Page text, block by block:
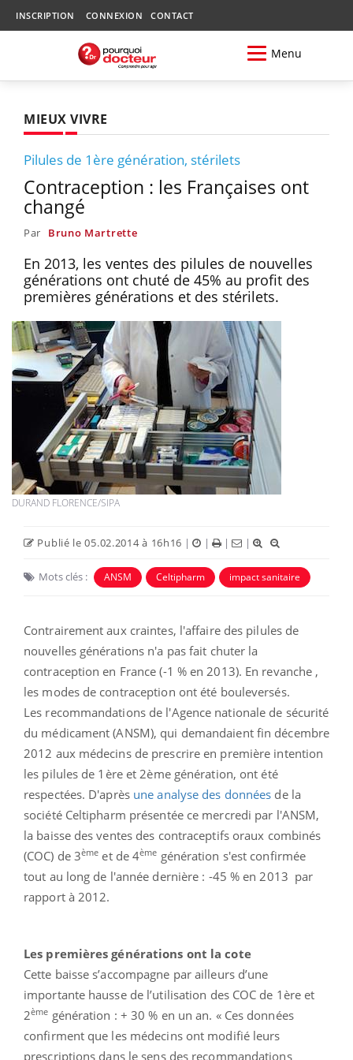
INSCRIPTION CONNEXION CONTACT
Menu
MIEUX VIVRE
Pilules de 1ère génération, stérilets
Contraception : les Françaises ont
changé
Par Bruno Martrette
En 2013, les ventes des pilules de nouvelles
générations ont chuté de 45% au profit des
premières générations et des stérilets.
DURAND FLORENCE/SIPA
Publié le 05.02.2014 à 16h16 | | | |
Mots clés : ANSM Celtipharm impact sanitaire
Contrairement aux craintes, l'affaire des pilules de
nouvelles générations n'a pas fait chuter la
contraception en France (-1 % en 2013). En revanche ,
les modes de contraception ont été bouleversés.
Les recommandations de l'Agence nationale de sécurité
du médicament (ANSM), qui demandaient fin décembre
2012 aux médecins de prescrire en première intention
les pilules de 1ère et 2ème génération, ont été
respectées. D'après une analyse des données de la
société Celtipharm présentée ce mercredi par l'ANSM,
la baisse des ventes des contraceptifs oraux combinés
(COC) de 3ème et de 4ème génération s'est confirmée
tout au long de l'année dernière : -45 % en 2013 par
rapport à 2012.
Les premières générations ont la cote
Cette baisse s’accompagne par ailleurs d’une
importante hausse de l’utilisation des COC de 1ère et
2ème génération : + 30 % en un an. « Ces données
confirment que les médecins ont modifié leurs
prescriptions dans le sens des recommandations